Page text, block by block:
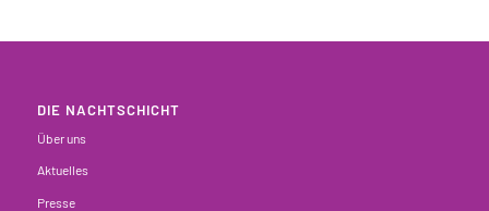
DIE NACHTSCHICHT
Über uns
Aktuelles
Presse